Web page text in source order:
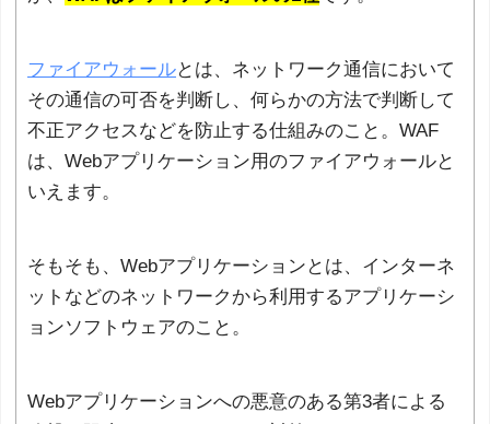
ファイアウォールとは、ネットワーク通信において
その通信の可否を判断し、何らかの方法で判断して
不正アクセスなどを防止する仕組みのこと。WAF
は、Webアプリケーション用のファイアウォールと
いえます。
そもそも、Webアプリケーションとは、インターネ
ットなどのネットワークから利用するアプリケーシ
ョンソフトウェアのこと。
Webアプリケーションへの悪意のある第3者による